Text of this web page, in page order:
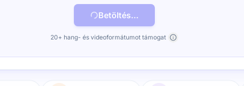
Betöltés...
20+ hang- és videoformátumot támogat